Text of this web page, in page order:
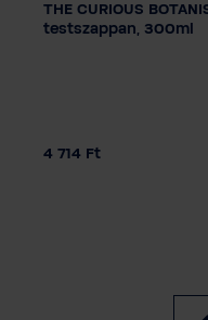
Adagolás
Smart Care rendszer
THE CURIOUS
testszappan, 300ml
4 714 Ft